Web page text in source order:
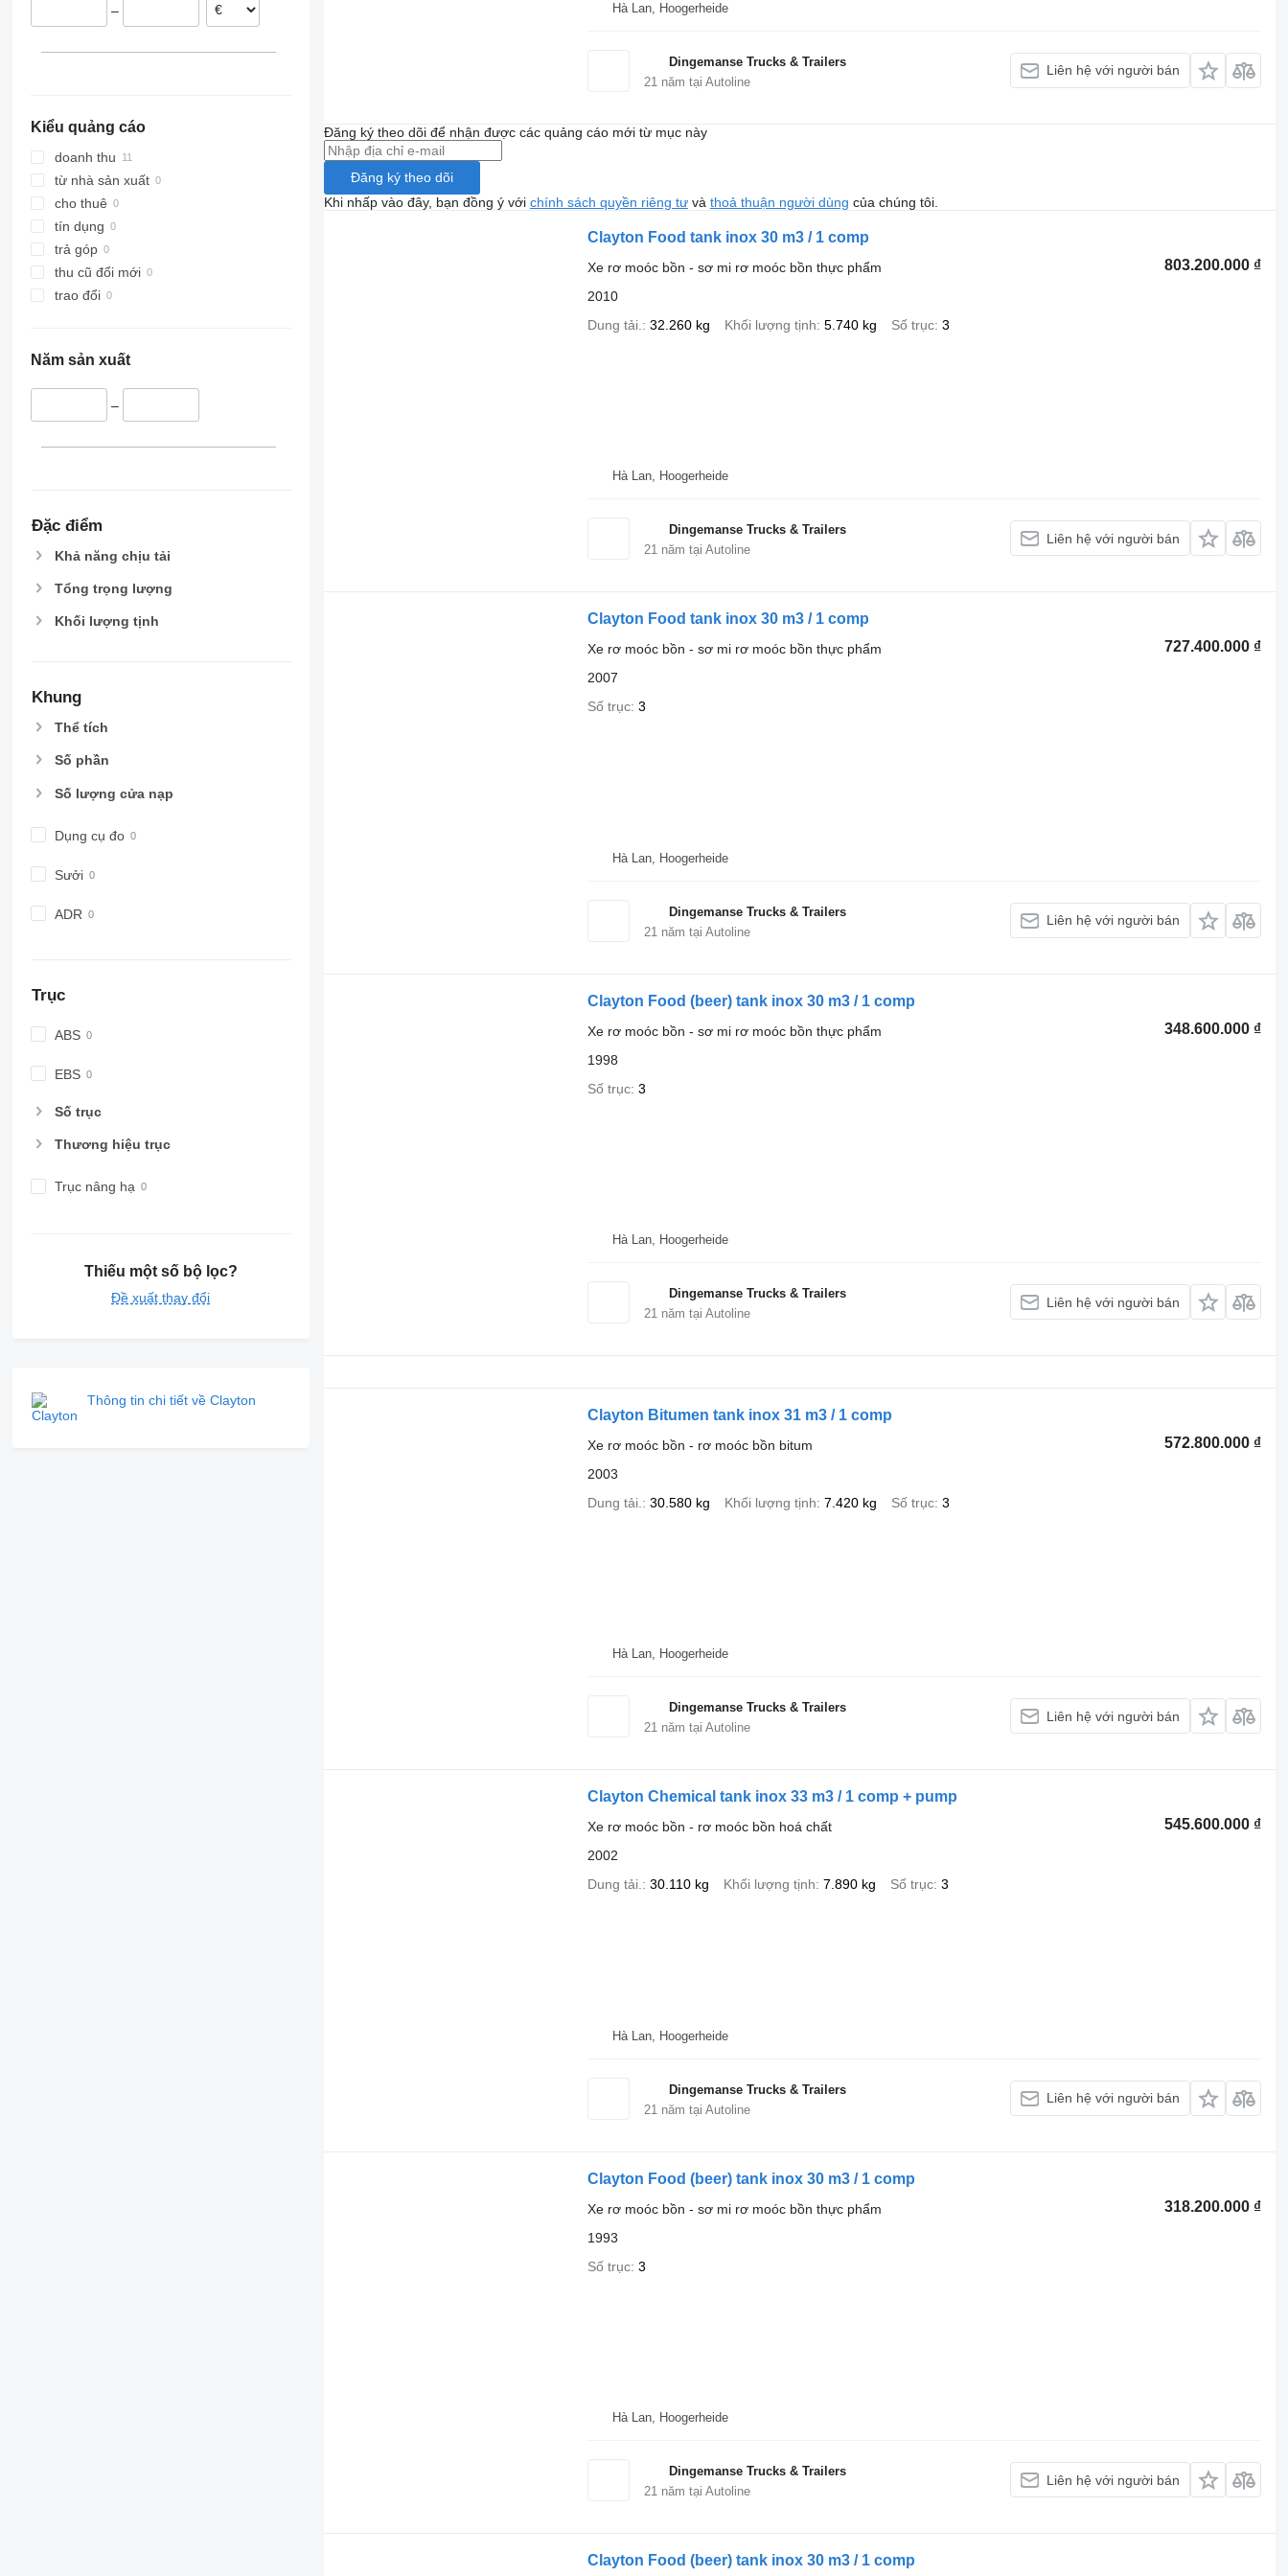
–
Kiểu quảng cáo
doanh thu
từ nhà sản xuất
cho thuê
tín dụng
trả góp
thu cũ đổi mới
trao đổi
Năm sản xuất
–
Đặc điểm
Khả năng chịu tải
Tổng trọng lượng
Khối lượng tịnh
Khung
Thể tích
Số phần
Số lượng cửa nạp
Dụng cụ đo
Sưởi
ADR
Trục
ABS
EBS
Số trục
Thương hiệu trục
Trục nâng hạ
Thiếu một số bộ lọc?
Đề xuất thay đổi
Thông tin chi tiết về Clayton
Hà Lan, Hoogerheide
Dingemanse Trucks & Trailers
21 năm tại Autoline
Liên hệ với người bán
Đăng ký theo dõi để nhận được các quảng cáo mới từ mục này
Đăng ký theo dõi
Khi nhấp vào đây, bạn đồng ý với chính sách quyền riêng tưvà thoả thuận người dùng của chúng tôi.
Clayton Food tank inox 30 m3 / 1 comp
803.200.000 ₫
Xe rơ moóc bồn - sơ mi rơ moóc bồn thực phẩm
2010
Dung tải.
32.260 kg Khối lượng tịnh 5.740 kg Số trục 3
Hà Lan, Hoogerheide
Dingemanse Trucks & Trailers
21năm tại Autoline
Liên hệ với người bán
Clayton Food tank inox 30 m3 / 1 comp
727.400.000 ₫
Xe rơ moóc bồn - sơ mi rơ moóc bồn thực phẩm
2007
Số trục 3
Hà Lan, Hoogerheide
Dingemanse Trucks & Trailers
21 năm tại Autoline
Liên hệ với người bán
Clayton Food (beer) tank inox 30 m3 / 1 comp
348.600.000 ₫
Xe rơ moóc bồn - sơ mi rơ moóc bồn thực phẩm
1998
Số trục 3
Hà Lan, Hoogerheide
Dingemanse Trucks & Trailers
21năm tại Autoline
Liên hệ với người bán
Clayton Bitumen tank inox 31 m3 / 1 comp
572.800.000 ₫
Xe rơ moóc bồn - rơ moóc bồn bitum
2003
Dung tải.
30.580 kg Khối lượng tịnh 7.420 kg Số trục 3
Hà Lan, Hoogerheide
Dingemanse Trucks & Trailers
21năm tại Autoline
Liên hệ với người bán
Clayton Chemical tank inox 33 m3 / 1 comp + pump
545.600.000 ₫
Xe rơ moóc bồn - rơ moóc bồn hoá chất
2002
Dung tải. 30.110 kg Khối lượng tịnh 7.890 kg Số trục 3
Hà Lan, Hoogerheide
Dingemanse Trucks & Trailers
21 năm tại Autoline
Liên hệ với người bán
Clayton Food (beer) tank inox 30 m3 / 1 comp
318.200.000 ₫
Xe rơ moóc bồn - sơ mi rơ moóc bồn thực phẩm
1993
Số trục 3
Hà Lan, Hoogerheide
Dingemanse Trucks & Trailers
21năm tại Autoline
Liên hệ với người bán
Clayton Food (beer) tank inox 30 m3 / 1 comp